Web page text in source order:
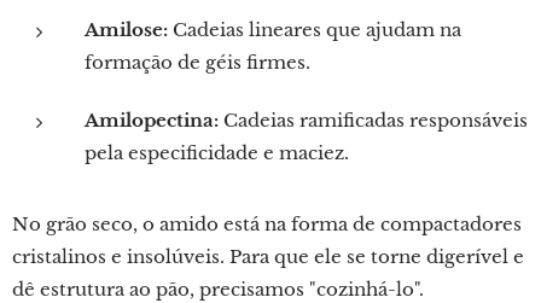
Amilose: Cadeias lineares que ajudam na
formação de géis firmes.
Amilopectina: Cadeias ramificadas responsáveis
​​pela especificidade e maciez.
No grão seco, o amido está na forma de compactadores
cristalinos e insolúveis. Para que ele se torne digerível e
dê estrutura ao pão, precisamos "cozinhá-lo".